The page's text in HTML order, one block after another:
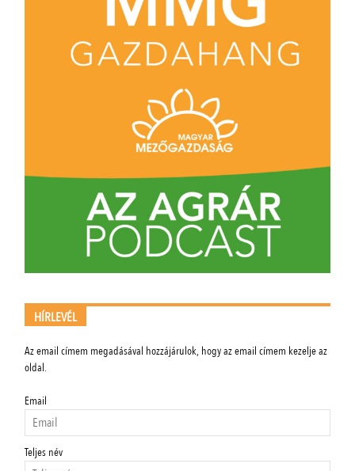
HÍRLEVÉL
Az email címem megadásával hozzájárulok, hogy az email címem kezelje az
oldal.
Email
Teljes név